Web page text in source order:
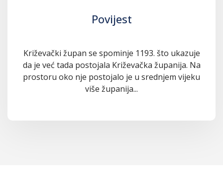
Povijest
Križevački župan se spominje 1193. što ukazuje
da je već tada postojala Križevačka županija. Na
prostoru oko nje postojalo je u srednjem vijeku
više županija...